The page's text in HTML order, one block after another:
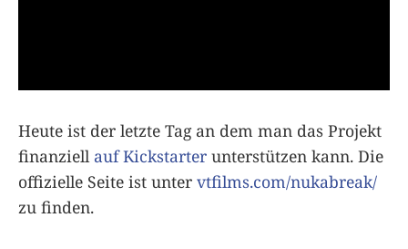
Heute ist der letzte Tag an dem man das Projekt
finanziell auf Kickstarter unterstützen kann. Die
offizielle Seite ist unter vtfilms.com/nukabreak/
zu finden.